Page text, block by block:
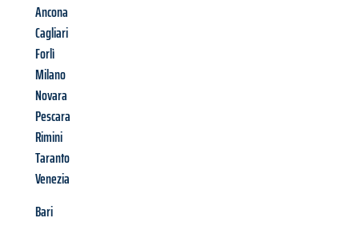
Ancona
Cagliari
Forlì
Milano
Novara
Pescara
Rimini
Taranto
Venezia
Bari